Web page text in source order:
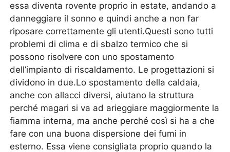
essa diventa rovente proprio in estate, andando a
danneggiare il sonno e quindi anche a non far
riposare correttamente gli utenti.Questi sono tutti
problemi di clima e di sbalzo termico che si
possono risolvere con uno spostamento
dell’impianto di riscaldamento. Le progettazioni si
dividono in due.Lo spostamento della caldaia,
anche con allacci diversi, aiutano la struttura
perché magari si va ad arieggiare maggiormente la
fiamma interna, ma anche perché così si ha a che
fare con una buona dispersione dei fumi in
esterno. Essa viene consigliata proprio quando la